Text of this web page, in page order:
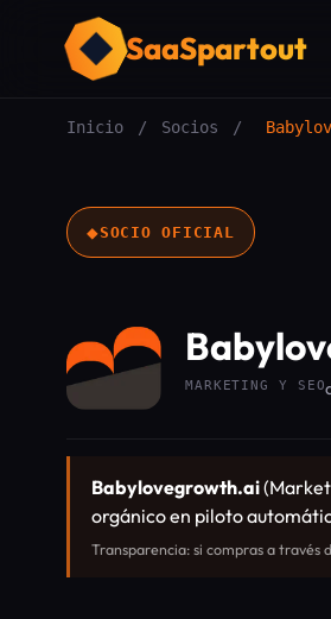
SaaSpartout
Inicio / Socios /
◆SOCIO OFICIAL
MARKETING Y SEO
Babylovegrowth.ai
orgánico en piloto
Transparencia: si compras a través